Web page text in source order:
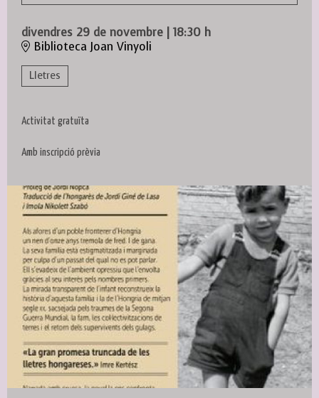
divendres 29 de novembre | 18:30 h
Biblioteca Joan Vinyoli
Lletres
Activitat gratuïta
Amb inscripció prèvia